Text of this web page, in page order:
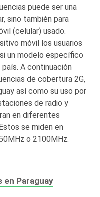
puede ser una
sino también para
(celular) usado.
móvil los usuarios
un modelo específico
A continuación
de cobertura 2G,
así como su uso por
de radio y
en diferentes
se miden en
o 2100MHz.
en Paraguay
Comparativas
Comparador